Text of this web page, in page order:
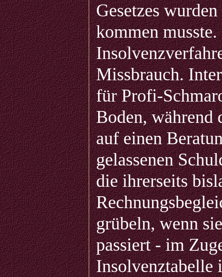
Gesetzes
kommen
Missbrauch.
für Profi-
Boden,
auf einen
gelassenen
die ihrerseits
grübeln, wenn
passiert - im
Insolvenztabelle